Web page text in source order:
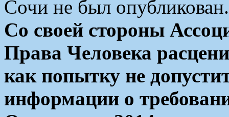
Сочи не был опубликован.
Со своей стороны
Права Человека
как попытку не
информации о